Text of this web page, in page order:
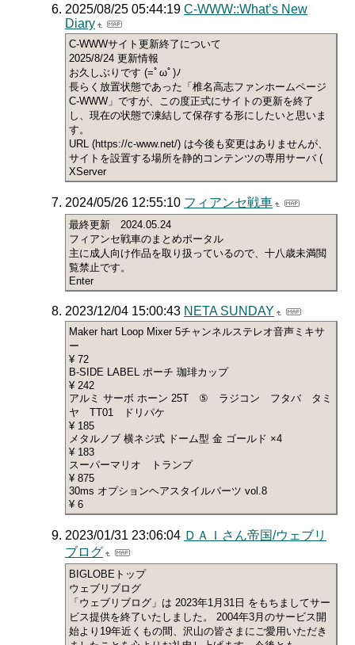
2025/08/25 05:44:19 C-WWW::What’s New
Diary
C-WWWサイト更新終了について
2025/8/24 更新情報
お久しぶりです (=ﾟωﾟ)ﾉ
長らく放置状態であった「椎名高志ファンホームページ
C-WWW」ですが、この度正式にサイトの更新を終了
し、現在の状態で凍結して保存する形にしたいと思いま
す。
URL (https://c-www.net/) は今後も変更はありませんが、
サイトを設置する場所を静的コンテンツの専用サーバ (
XServer
2024/05/26 12:55:10 フィアンセ戦車
最終更新 2024.05.24
フィアンセ戦車のまとめポータル
主に成人向け作品を取り扱っているので、十八歳未満閲
覧禁止です。
Enter
2023/12/04 15:00:43 NETA SUNDAY
Maker hart Loop Mixer 5チャンネルステレオ音声ミキサ
ー
¥ 72
B-SIDE LABEL ポーチ 珈琲カップ
¥ 242
アルミ サーボ ホーン 25T ⑤ ラジコン フタバ タミ
ヤ TT01 ドリパケ
¥ 185
メタルノブ 横ネジ式 ドーム型 金 ゴールド ×4
¥ 183
スーパーマリオ トランプ
¥ 875
30ms オプションヘアスタイルパーツ vol.8
¥ 6
2023/01/31 23:06:04 ＤＡＩさん帝国/ウェブリ
ブログ
BIGLOBEトップ
ウェブリブログ
「ウェブリブログ」は 2023年1月31日 をもちましてサー
ビス提供を終了いたしました。 2004年3月のサービス開
始より19年近くもの間、沢山の皆さまにご愛用いただき